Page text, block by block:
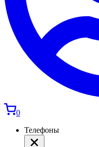
0
Телефоны